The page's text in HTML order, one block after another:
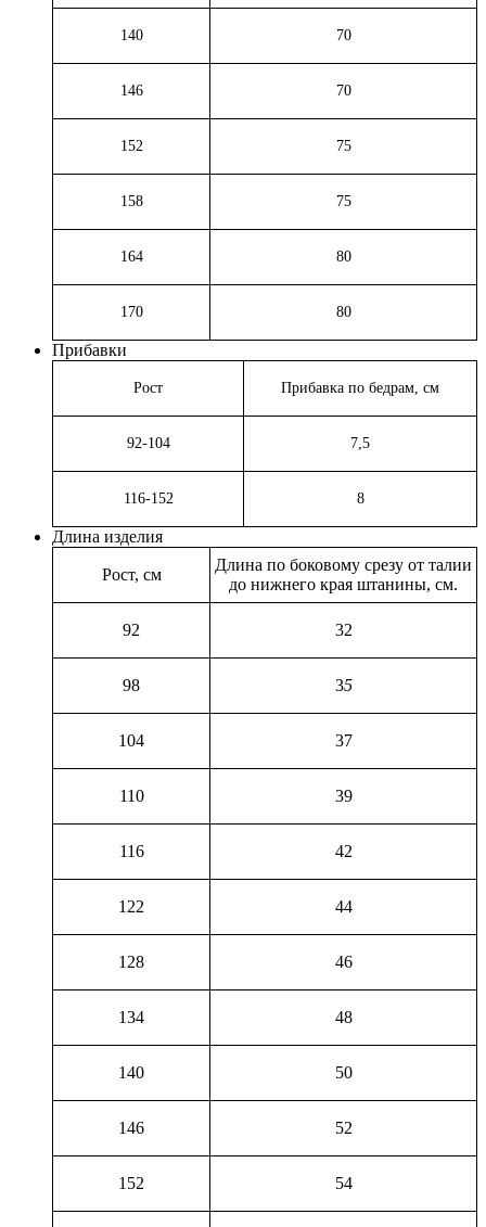
140 70
146 70
152 75
158 75
164 80
170 80
Прибавки
Рост Прибавка по бедрам, см
92-104 7,5
116-152 8
Длина изделия
Рост, см
Длина по боковому срезу от талии
до нижнего края штанины, см.
92 32
98 35
104 37
110 39
116 42
122 44
128 46
134 48
140 50
146 52
152 54